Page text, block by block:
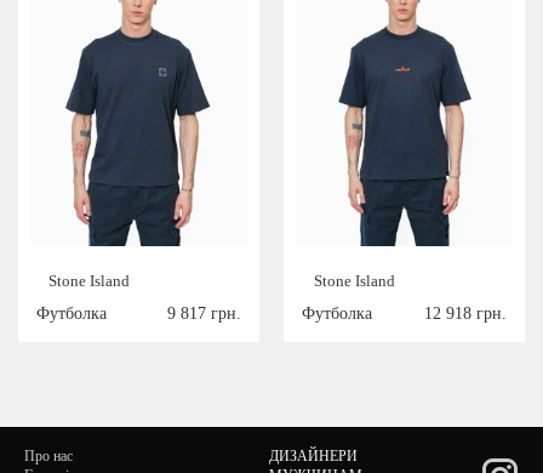
Stone Island
Футболка
9 817 грн.
Stone Island
Футболка
12 918 грн.
Про нас
ДИЗАЙНЕРИ